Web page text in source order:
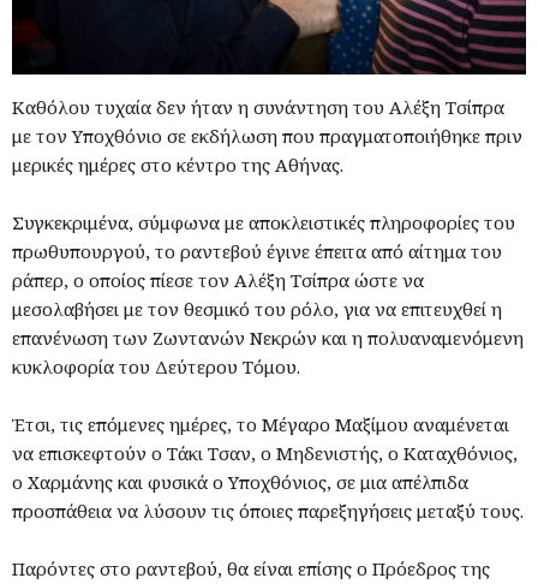
Καθόλου τυχαία δεν ήταν η συνάντηση του Αλέξη Τσίπρα
με τον Υποχθόνιο σε εκδήλωση που πραγματοποιήθηκε πριν
μερικές ημέρες στο κέντρο της Αθήνας.
Συγκεκριμένα, σύμφωνα με αποκλειστικές πληροφορίες του
πρωθυπουργού, το ραντεβού έγινε έπειτα από αίτημα του
ράπερ, ο οποίος πίεσε τον Αλέξη Τσίπρα ώστε να
μεσολαβήσει με τον θεσμικό του ρόλο, για να επιτευχθεί η
επανένωση των Ζωντανών Νεκρών και η πολυαναμενόμενη
κυκλοφορία του Δεύτερου Τόμου.
Έτσι, τις επόμενες ημέρες, το Μέγαρο Μαξίμου αναμένεται
να επισκεφτούν ο Τάκι Τσαν, ο Μηδενιστής, ο Καταχθόνιος,
ο Χαρμάνης και φυσικά ο Υποχθόνιος, σε μια απέλπιδα
προσπάθεια να λύσουν τις όποιες παρεξηγήσεις μεταξύ τους.
Παρόντες στο ραντεβού, θα είναι επίσης ο Πρόεδρος της